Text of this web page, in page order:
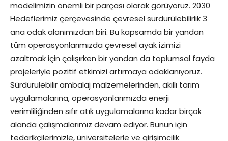
modelimizin önemli bir parçası olarak görüyoruz. 2030
Hedeflerimiz çerçevesinde çevresel sürdürülebilirlik 3
ana odak alanımızdan biri. Bu kapsamda bir yandan
tüm operasyonlarımızda çevresel ayak izimizi
azaltmak için çalışırken bir yandan da toplumsal fayda
projeleriyle pozitif etkimizi artırmaya odaklanıyoruz.
Sürdürülebilir ambalaj malzemelerinden, akıllı tarım
uygulamalarına, operasyonlarımızda enerji
verimliliğinden sıfır atık uygulamalarına kadar birçok
alanda çalışmalarımız devam ediyor. Bunun için
tedarikçilerimizle, üniversitelerle ve girişimcilik